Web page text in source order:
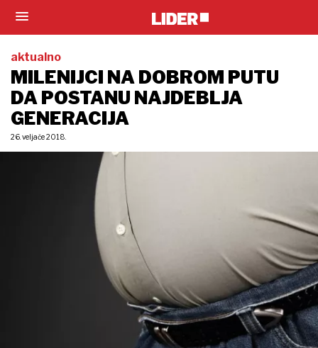
aktualno
MILENIJCI NA DOBROM PUTU
DA POSTANU NAJDEBLJA
GENERACIJA
26. veljače 2018.